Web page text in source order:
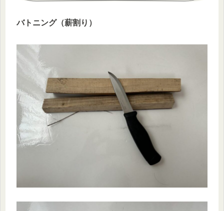
バトニング（薪割り）